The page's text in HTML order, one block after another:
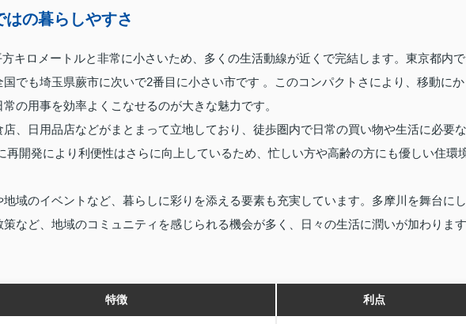
はの暮らしやすさ
キロメートルと非常に小さいため、多くの生活動線が近くで完結します。東京都内で
でも埼玉県蕨市に次いで2番目に小さい市です 。このコンパクトさにより、移動にか
の用事を効率よくこなせるのが大きな魅力です。
、日用品店などがまとまって立地しており、徒歩圏内で日常の買い物や生活に必要な
再開発により利便性はさらに向上しているため、忙しい方や高齢の方にも優しい住環
域のイベントなど、暮らしに彩りを添える要素も充実しています。多摩川を舞台にし
など、地域のコミュニティを感じられる機会が多く、日々の生活に潤いが加わります
特徴 利点